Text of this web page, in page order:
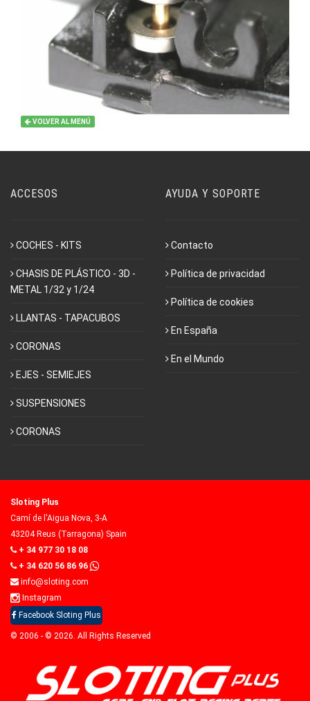
VOLVER AL MENÚ
ACCESOS
COCHES - KITS
CHASIS DE PLÁSTICO - 3D -
METAL 1/32 y 1/24
LLANTAS - TAPACUBOS
CORONAS
EJES - SEMIEJES
SUSPENSIONES
CORONAS
AYUDA Y SOPORTE
Contacto
Política de privacidad
Política de cookies
En España
En el Mundo
Sloting Plus
Camí de l'Aigua Nova, 3-A
43204 Reus (Tarragona) Spain
+ 34 977 30 18 08
+ 34 620 56 86 96
info@sloting.com
Instagram
Facebook Sloting Plus
© 2006 - © 2026. All Rights Reserved